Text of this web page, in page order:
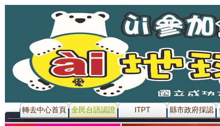
轉去中心首頁 全民台語認證 ITPT 縣市政府採認